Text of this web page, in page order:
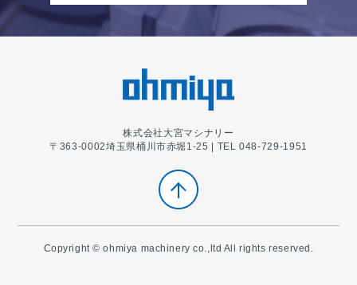
株式会社大宮マシナリー
〒363-0002埼玉県桶川市赤堀1-25 | TEL 048-729-1951
Copyright © ohmiya machinery co.,ltd All rights reserved.